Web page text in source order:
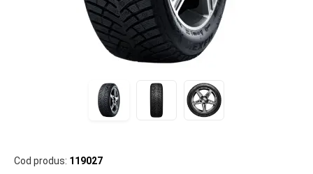
Cod produs: 119027